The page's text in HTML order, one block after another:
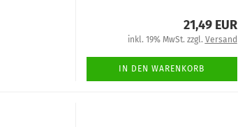
21,49 EUR
inkl. 19% MwSt. zzgl. Versand
IN DEN WARENKORB